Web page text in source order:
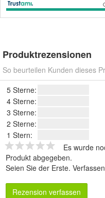
Produktrezensionen
So beurteilen Kunden dieses
5 Sterne:
4 Sterne:
3 Sterne:
2 Sterne:
1 Stern:
Es wurde
Produkt abgegeben.
Seien Sie der Erste.
Rezension verfassen